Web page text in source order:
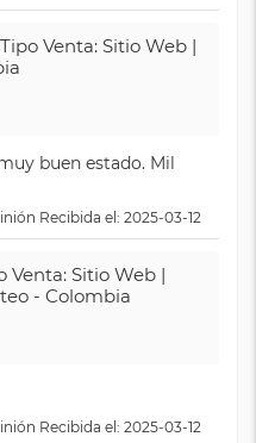
Venta: Sitio Web |
buen estado. Mil
Recibida el: 2025-03-12
Venta: Sitio Web |
- Colombia
Recibida el: 2025-03-12